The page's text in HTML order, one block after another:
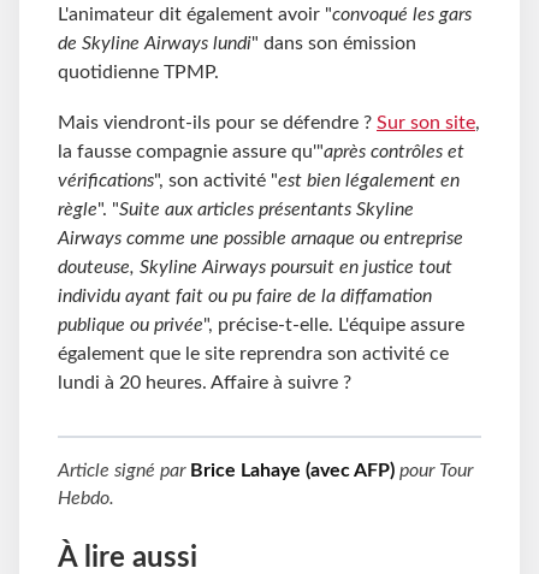
L'animateur dit également avoir "convoqué les gars
de Skyline Airways lundi" dans son émission
quotidienne TPMP.
Mais viendront-ils pour se défendre ? Sur son site,
la fausse compagnie assure qu'"après contrôles et
vérifications", son activité "est bien légalement en
règle". "Suite aux articles présentants Skyline
Airways comme une possible arnaque ou entreprise
douteuse, Skyline Airways poursuit en justice tout
individu ayant fait ou pu faire de la diffamation
publique ou privée", précise-t-elle. L'équipe assure
également que le site reprendra son activité ce
lundi à 20 heures. Affaire à suivre ?
Article signé par Brice Lahaye (avec AFP) pour Tour
Hebdo.
À lire aussi